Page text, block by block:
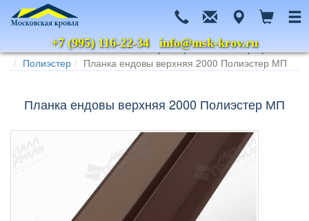
+7 (995) 116-22-34info@msk-krov.ru
Главная Каталог Металлочерепица
Металл Профиль
Полиэстер
Планка ендовы верхняя 2000 Полиэстер МП
Планка ендовы верхняя 2000 Полиэстер МП